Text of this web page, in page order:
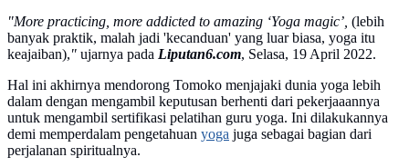
"More practicing, more addicted to amazing ‘Yoga magic’, (lebih
banyak praktik, malah jadi 'kecanduan' yang luar biasa, yoga itu
keajaiban)," ujarnya pada Liputan6.com, Selasa, 19 April 2022.
Hal ini akhirnya mendorong Tomoko menjajaki dunia yoga lebih
dalam dengan mengambil keputusan berhenti dari pekerjaaannya
untuk mengambil sertifikasi pelatihan guru yoga. Ini dilakukannya
demi memperdalam pengetahuan yoga juga sebagai bagian dari
perjalanan spiritualnya.